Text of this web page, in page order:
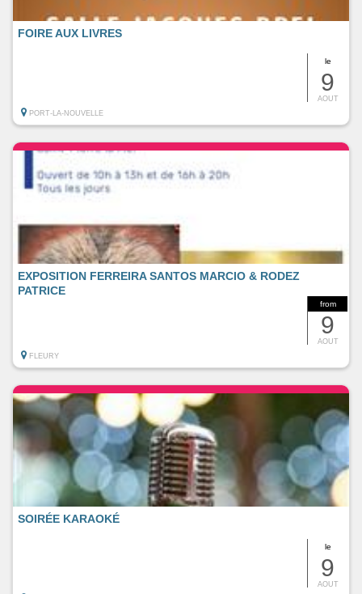
le
9
AOUT
FOIRE AUX LIVRES
PORT-LA-NOUVELLE
from
9
AOUT
EXPOSITION FERREIRA SANTOS MARCIO & RODEZ
PATRICE
FLEURY
le
9
AOUT
SOIRÉE KARAOKÉ